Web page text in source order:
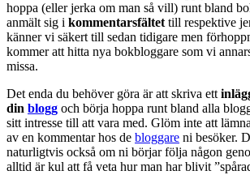
hoppa (eller jerka om man så vill) runt bland
anmält sig i kommentarsfältet till respektive
känner vi säkert till sedan tidigare men
kommer att hitta nya bokbloggare som vi
missa.
Det enda du behöver göra är att skriva ett
din blogg och börja hoppa runt bland alla
sitt intresse till att vara med. Glöm inte att
av en kommentar hos de bloggare ni besöker.
naturligtvis också om ni börjar följa någon
alltid är kul att få veta hur man har blivit